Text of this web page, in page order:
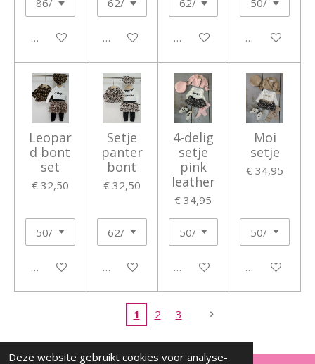
Deze website gebruikt cookies voor analyse-
In winkelwagenIn winkelwagenIn winkelwagenIn
Leopar
d bont
set
€ 32,50
In winkelwagen
Setje
panter
bont
€ 32,50
In winkelwagen
4-delig
setje
pink
leather
€ 34,95
In winkelwagen
Moi
setje
€ 34,95
In
1 2 3